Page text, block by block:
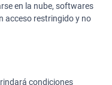
en la nube, softwares
acceso restringido y no
condiciones